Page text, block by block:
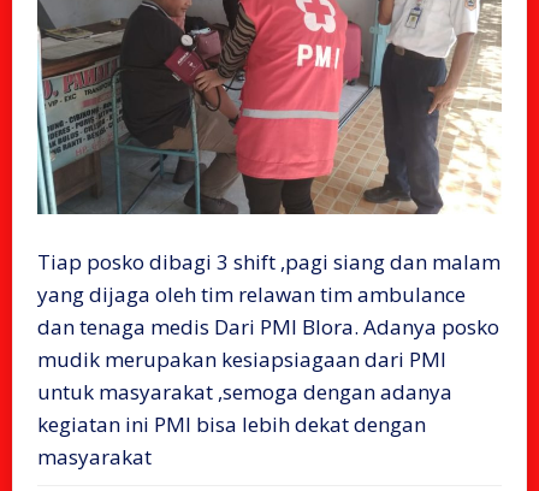
Tiap posko dibagi 3 shift ,pagi siang dan malam
yang dijaga oleh tim relawan tim ambulance
dan tenaga medis Dari PMI Blora. Adanya posko
mudik merupakan kesiapsiagaan dari PMI
untuk masyarakat ,semoga dengan adanya
kegiatan ini PMI bisa lebih dekat dengan
masyarakat